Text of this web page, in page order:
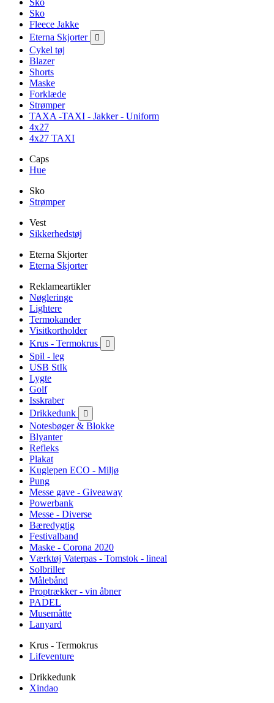
Sko
Sko
Fleece Jakke
Eterna Skjorter

Cykel tøj
Blazer
Shorts
Maske
Forklæde
Strømper
TAXA -TAXI - Jakker - Uniform
4x27
4x27 TAXI
Caps
Hue
Sko
Strømper
Vest
Sikkerhedstøj
Eterna Skjorter
Eterna Skjorter
Reklameartikler
Nøgleringe
Lightere
Termokander
Visitkortholder
Krus - Termokrus

Spil - leg
USB StIk
Lygte
Golf
Isskraber
Drikkedunk

Notesbøger & Blokke
Blyanter
Refleks
Plakat
Kuglepen ECO - Miljø
Pung
Messe gave - Giveaway
Powerbank
Messe - Diverse
Bæredygtig
Festivalband
Maske - Corona 2020
Værktøj Vaterpas - Tomstok - lineal
Solbriller
Målebånd
Proptrækker - vin åbner
PADEL
Musemåtte
Lanyard
Krus - Termokrus
Lifeventure
Drikkedunk
Xindao